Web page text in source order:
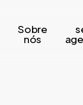
Sobre
nós